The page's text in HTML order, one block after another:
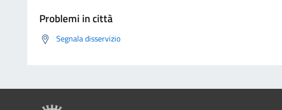
Problemi in città
Segnala disservizio